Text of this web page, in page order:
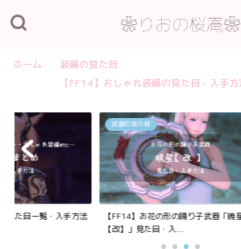
ホーム
装備の見た目
【FF14】おしゃれ装備の見た目・入手
見た目一覧・入手方法
武器の見た目
【FF14】お花の形の踊り子武器「暁
【改】」見た目・入...